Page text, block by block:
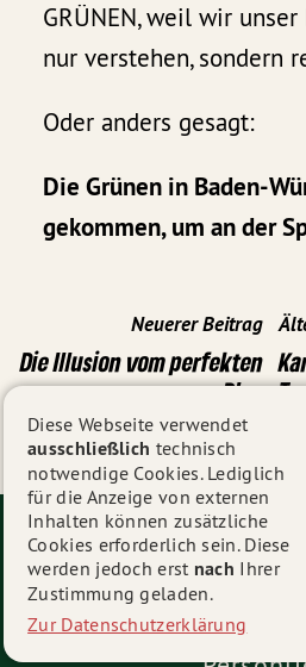
GRÜNEN, weil wir
nur verstehen, sondern
Oder anders gesagt:
Die Grünen in Baden-
gekommen, um an der
Neuerer Beitrag
Die Illusion vom perfekten
Plan
Diese Webseite verwendet
ausschließlich technisch
notwendige Cookies. Lediglich
für die Anzeige von externen
Inhalten können zusätzliche
Cookies erforderlich sein. Diese
werden jedoch erst nach Ihrer
Zustimmung geladen.
Zur Datenschutzerklärung